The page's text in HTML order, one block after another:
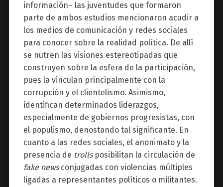
información– las juventudes que formaron
parte de ambos estudios mencionaron acudir a
los medios de comunicación y redes sociales
para conocer sobre la realidad política. De allí
se nutren las visiones estereotipadas que
construyen sobre la esfera de la participación,
pues la vinculan principalmente con la
corrupción y el clientelismo. Asimismo,
identifican determinados liderazgos,
especialmente de gobiernos progresistas, con
el populismo, denostando tal significante. En
cuanto a las redes sociales, el anonimato y la
presencia de trollsposibilitan la circulación de
fake newsconjugadas con violencias múltiples
ligadas a representantes políticos o militantes.